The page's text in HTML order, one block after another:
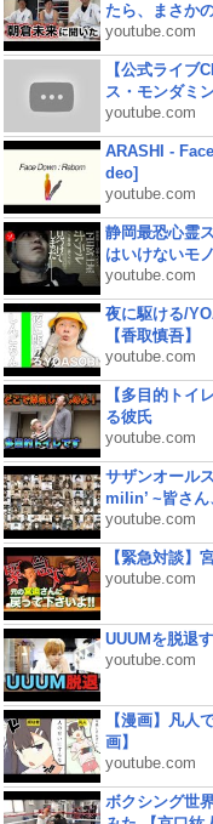
たら、まさか
youtube.com
【公式ライブ
ス・モンダミ
youtube.com
ARASHI -
deo]
youtube.com
静岡最恐心霊
はいけないモ
youtube.com
夜に駆ける/
【香取慎吾】
youtube.com
【多目的トイ
る彼氏
youtube.com
サザンオール
milin’ ~皆さん
youtube.com
【緊急対談】
youtube.com
UUUMを脱退
youtube.com
【漫画】凡人
画】
youtube.com
ボクシング世